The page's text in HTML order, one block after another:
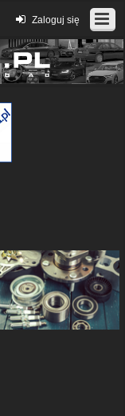
Zaloguj się